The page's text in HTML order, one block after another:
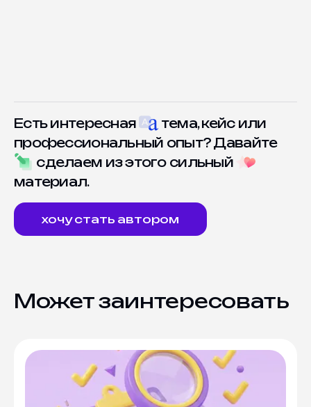
Есть интересная
тема, кейс или
профессиональный опыт? Давайте
сделаем из этого сильный
материал.
хочу стать автором
Может заинтересовать